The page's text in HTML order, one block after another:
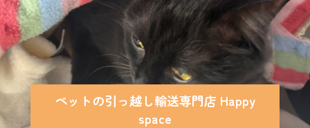
ペットの引っ越し輸送専門店 Happy
space